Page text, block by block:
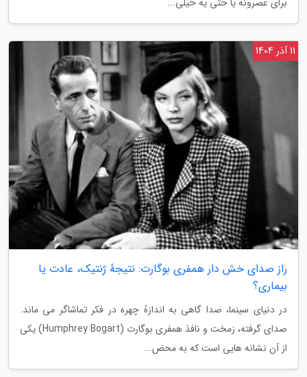
راز صدای خش دار همفری بوگارت: نتیجهٔ ژنتیک، عادت یا
بیماری؟
در دنیای سینما، صدا گاهی به اندازهٔ چهره در فکر تماشاگر می ماند.
صدای گرفته، زمخت و نافذ همفری بوگارت (Humphrey Bogart) یکی
از آن نشانه هایی است که به محض...
11 آذر 1404